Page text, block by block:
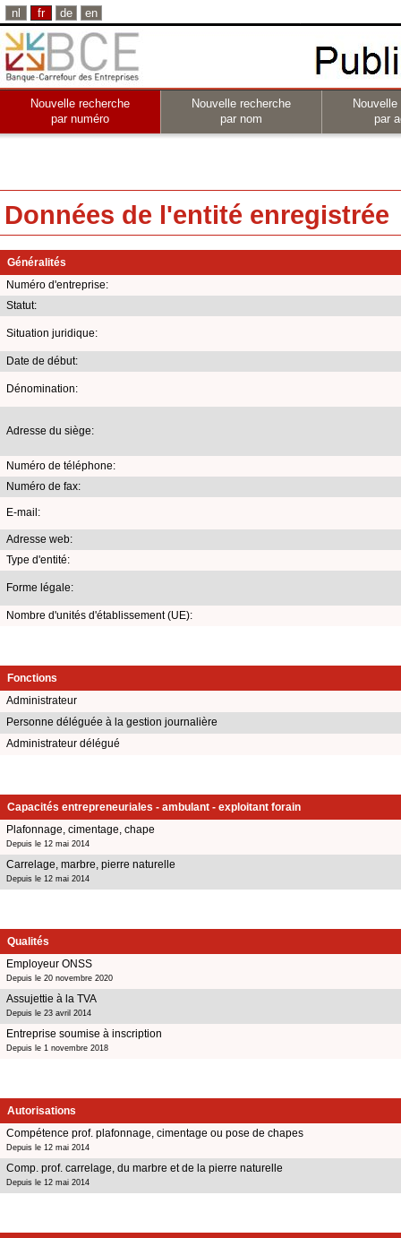
nl fr de en
Nouvelle recherche
par numéro
Nouvelle recherche
par nom
par
Données de l'entité enregistrée
Généralités
Numéro d'entreprise:
Statut:
Situation juridique:
Date de début:
Dénomination:
Adresse du siège:
Numéro de téléphone:
Numéro de fax:
E-mail:
Adresse web:
Type d'entité:
Forme légale:
Nombre d'unités d'établissement (UE):
Fonctions
Administrateur
Personne déléguée à la gestion journalière
Administrateur délégué
Capacités entrepreneuriales - ambulant - exploitant forain
Plafonnage, cimentage, chape
Depuis le 12 mai 2014
Carrelage, marbre, pierre naturelle
Depuis le 12 mai 2014
Qualités
Employeur ONSS
Depuis le 20 novembre 2020
Assujettie à la TVA
Depuis le 23 avril 2014
Entreprise soumise à inscription
Depuis le 1 novembre 2018
Autorisations
Compétence prof. plafonnage, cimentage ou pose de chapes
Depuis le 12 mai 2014
Comp. prof. carrelage, du marbre et de la pierre naturelle
Depuis le 12 mai 2014